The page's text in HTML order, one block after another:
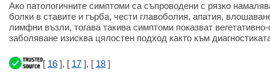
Ако патологичните симптоми са съпроводени с рязко
болки в ставите и гърба, чести главоболия, апатия,
лимфни възли, тогава такива симптоми показват
заболяване изисква цялостен подход както към
[ 16 ], [ 17 ], [ 18 ]